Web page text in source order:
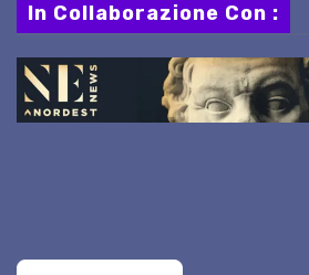
In Collaborazione Con :